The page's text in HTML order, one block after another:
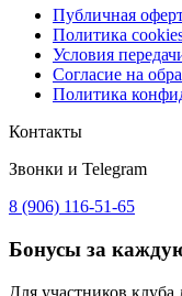
Публичная
Политика
Условия
Согласие на
Политика
Контакты
Звонки и Telegram
8 (906) 116-51-65
Бонусы за
Для участников